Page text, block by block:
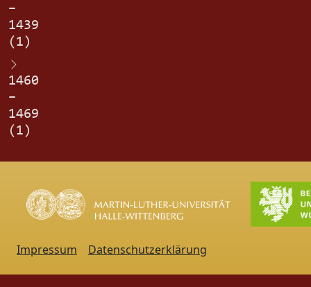
–
1439
(1)
1460
–
1469
(1)
Impressum Datenschutzerklärung